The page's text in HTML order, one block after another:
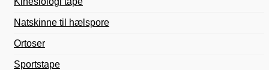
Natskinne til hælspore
Ortoser
Sportstape